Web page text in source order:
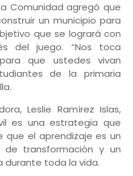
Comunidad agregó que
un municipio para
que se logrará con
del juego. “Nos toca
que ustedes vivan
de la primaria
Leslie Ramírez Islas,
es una estrategia que
que el aprendizaje es un
de transformación y un
durante toda la vida.